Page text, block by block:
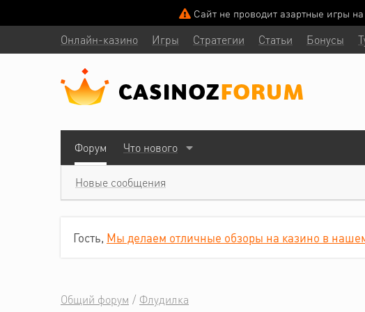
Сайт не проводит азартные игры
Онлайн-казино Игры Стратегии Статьи Бонусы
Форум Что нового
Новые сообщения
Гость, Мы делаем отличные обзоры на казино в
Общий форум Флудилка